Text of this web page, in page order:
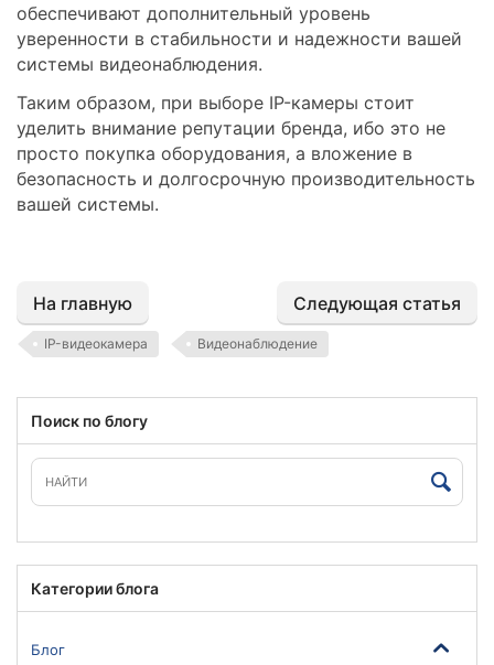
обеспечивают дополнительный уровень
уверенности в стабильности и надежности вашей
системы видеонаблюдения.
Таким образом, при выборе IP-камеры стоит
уделить внимание репутации бренда, ибо это не
просто покупка оборудования, а вложение в
безопасность и долгосрочную производительность
вашей системы.
На главную Следующая статья
IP-видеокамера Видеонаблюдение
Поиск по блогу
Категории блога
Блог